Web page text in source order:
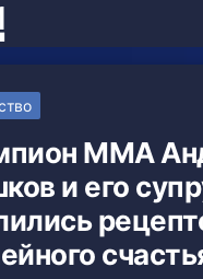
ММА
и его